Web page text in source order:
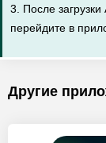
3. После
перейдите в
Другие